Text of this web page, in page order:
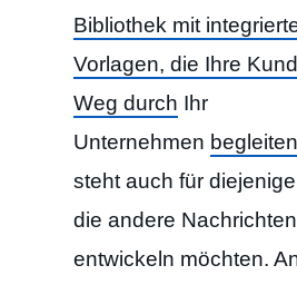
Bibliothek mit
Vorlagen, die Ihre
Weg durch Ihr
Unternehmen begleiten
steht auch für
die andere
entwickeln möchten.